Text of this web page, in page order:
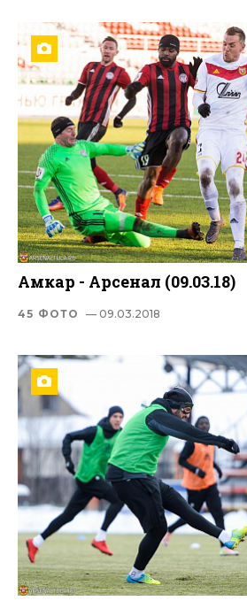
Амкар - Арсенал (09.03.18)
45 ФОТО — 09.03.2018